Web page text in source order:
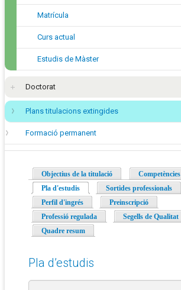
Matrícula
Curs actual
Estudis de Màster
Doctorat
Plans titulacions extingides
Formació permanent
Objectius de la titulació
Competències
Pla d'estudis (pestanya activa)
Sortides professionals
Perfil d'ingrés
Preinscripció
Professió regulada
Segells de Qualitat
Quadre resum
Pla d’estudis